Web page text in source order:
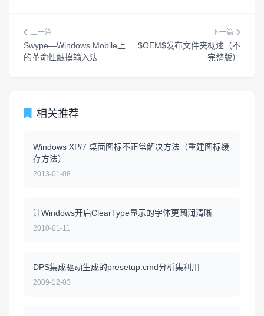
上一篇
Swype—Windows Mobile上
的革命性触摸输入法
下一篇
$OEM$发布文件夹概述（不
完整版）
相关推荐
Windows XP/7 桌面图标不正常解决方法（重建图标缓
存方法）
2013-01-08
让Windows开启ClearType显示的字体更圆润清晰
2010-01-11
DPS集成驱动生成的presetup.cmd分析集利用
2009-12-03